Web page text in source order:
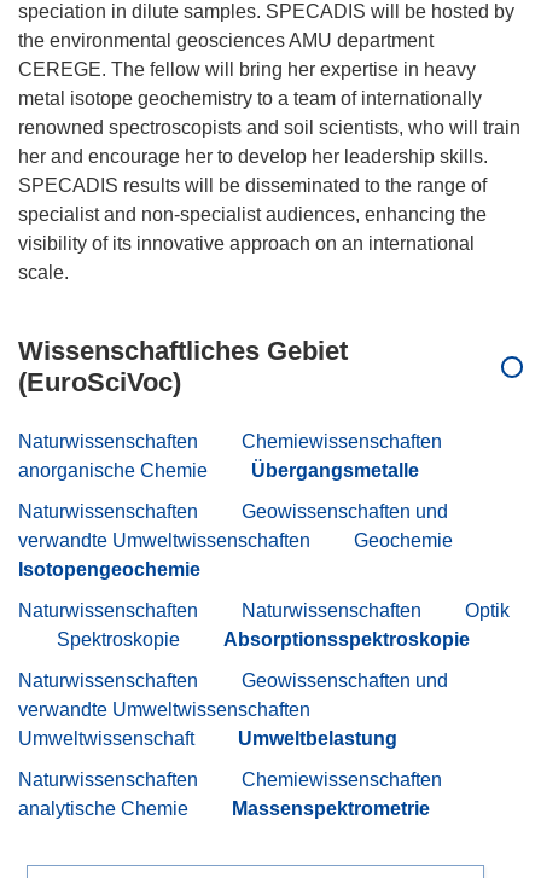
speciation in dilute samples. SPECADIS will be hosted by
the environmental geosciences AMU department
CEREGE. The fellow will bring her expertise in heavy
metal isotope geochemistry to a team of internationally
renowned spectroscopists and soil scientists, who will train
her and encourage her to develop her leadership skills.
SPECADIS results will be disseminated to the range of
specialist and non-specialist audiences, enhancing the
visibility of its innovative approach on an international
Wissenschaftliches Gebiet
(EuroSciVoc)
Naturwissenschaften
Chemiewissenschaften
anorganische Chemie
Übergangsmetalle
Naturwissenschaften
Geowissenschaften und
verwandte Umweltwissenschaften
Geochemie
Isotopengeochemie
Naturwissenschaften
Naturwissenschaften
Optik
Spektroskopie
Absorptionsspektroskopie
Naturwissenschaften
Geowissenschaften und
verwandte Umweltwissenschaften
Umweltwissenschaft
Umweltbelastung
Naturwissenschaften
Chemiewissenschaften
analytische Chemie
Massenspektrometrie